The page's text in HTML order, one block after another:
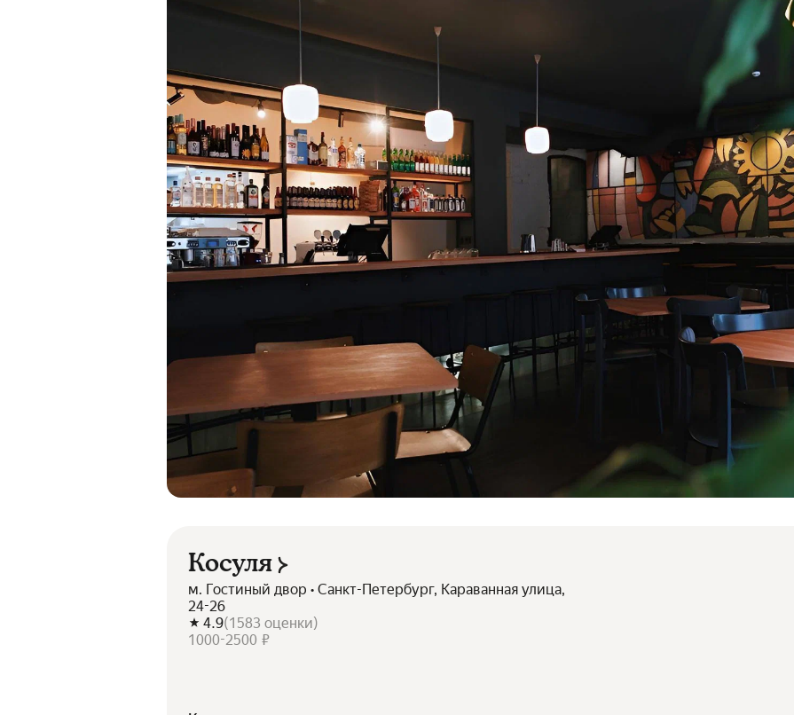
Косуля
м. Гостиный двор • Санкт-Петербург, Караванная улица,
24-26
4.9(1583 оценки)
1000-2500 ₽